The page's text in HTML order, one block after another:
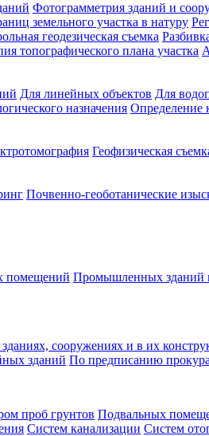
Фотограмметрия зданий и
земельного участка в натуру
геодезическая съемка
топографического плана участка
Для линейных объектов Для
назначения Определение
Геофизическая
Почвенно-геоботанические
помещений Промышленных зданий
сооружениях и в их
зданий По предписанию
проб грунтов Подвальных
Систем канализации Систем